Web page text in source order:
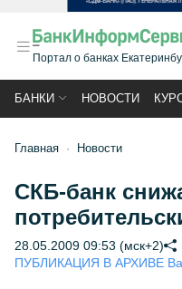
Портал о банках
БАНКИ НОВОСТИ
Главная Новости
СКБ-банк
28.05.2009 09:53 (мск+2)
ПУБЛИКАЦИЯ В АРХИВЕ